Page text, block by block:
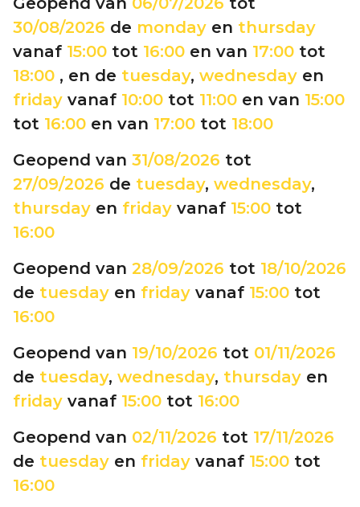
30/08/2026 de monday en thursday
vanaf 15:00 tot 16:00 en van 17:00 tot
18:00 , en de tuesday, wednesday en
friday vanaf 10:00 tot 11:00 en van 15:00
tot 16:00 en van 17:00 tot 18:00
Geopend van 31/08/2026 tot
27/09/2026 de tuesday, wednesday,
thursday en friday vanaf 15:00 tot
16:00
Geopend van 28/09/2026 tot 18/10/2026
de tuesday en friday vanaf 15:00 tot
16:00
Geopend van 19/10/2026 tot 01/11/2026
de tuesday, wednesday, thursday en
friday vanaf 15:00 tot 16:00
Geopend van 02/11/2026 tot 17/11/2026
de tuesday en friday vanaf 15:00 tot
16:00